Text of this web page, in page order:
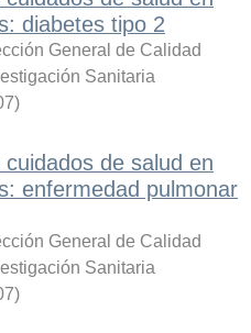
diabetes tipo 2
General de Calidad
Sanitaria
)
de salud en
enfermedad pulmonar
General de Calidad
Sanitaria
)